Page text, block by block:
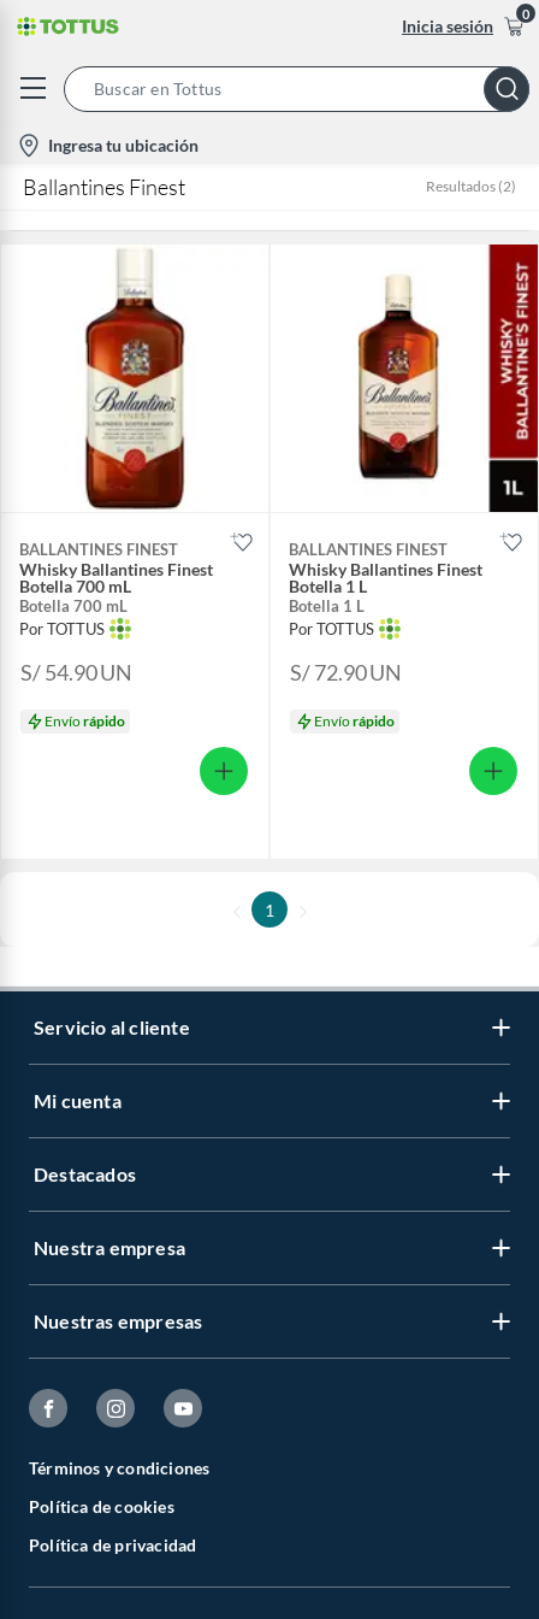
Inicia sesión
0
Bar
location-
icon
Ingresa tu ubicación
Ballantines Finest Resultados (2)
BALLANTINES FINEST
Whisky Ballantines Finest
Botella 700 mL
Botella 700 mL
Por TOTTUS
S/ 54.90UN
Envíorápido
BALLANTINES FINEST
Whisky Ballantines Finest
Botella 1 L
Botella 1 L
Por TOTTUS
S/ 72.90UN
Envíorápido
1
Servicio al cliente
Mi cuenta
Destacados
Nuestra empresa
Nuestras empresas
Términos y condiciones
Política de cookies
Política de privacidad